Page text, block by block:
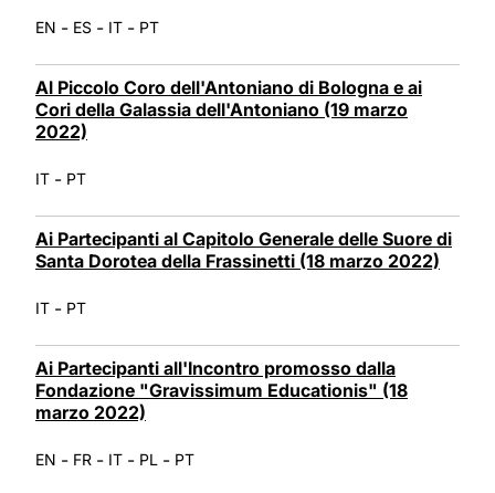
EN - ES - IT - PT
Al Piccolo Coro dell'Antoniano di Bologna e ai
Cori della Galassia dell'Antoniano (19 marzo
2022)
IT - PT
Ai Partecipanti al Capitolo Generale delle Suore di
Santa Dorotea della Frassinetti (18 marzo 2022)
IT - PT
Ai Partecipanti all'Incontro promosso dalla
Fondazione "Gravissimum Educationis" (18
marzo 2022)
EN - FR - IT - PL - PT